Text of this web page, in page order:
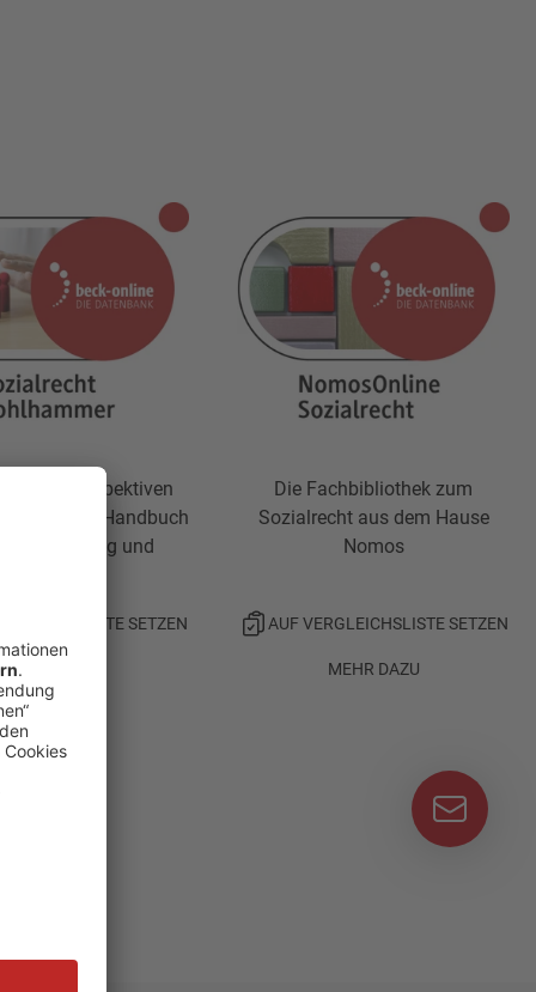
Perspektiven
Zink, Handbuch
und
SETZEN
MEHR DAZU
Die Fachbibliothek zum
Sozialrecht aus dem Hause
Nomos
AUF VERGLEICHSLISTE SETZEN
MEHR DAZU